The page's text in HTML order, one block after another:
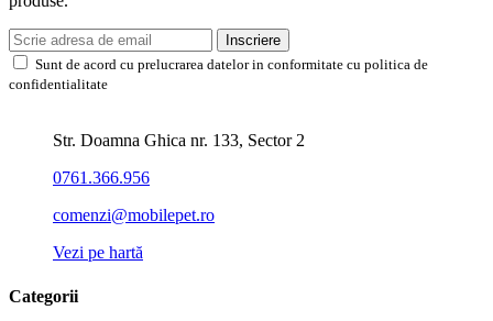
Inscriere
Sunt de acord cu prelucrarea datelor in conformitate cu politica de
confidentialitate
Str. Doamna Ghica nr. 133, Sector 2
0761.366.956
comenzi@mobilepet.ro
Vezi pe hartă
Categorii